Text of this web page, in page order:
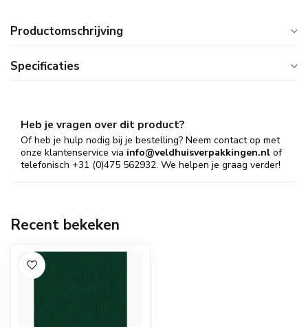
Productomschrijving
Specificaties
Heb je vragen over dit product?
Of heb je hulp nodig bij je bestelling? Neem contact op met
onze klantenservice via info@veldhuisverpakkingen.nl of
telefonisch +31 (0)475 562932. We helpen je graag verder!
Recent bekeken